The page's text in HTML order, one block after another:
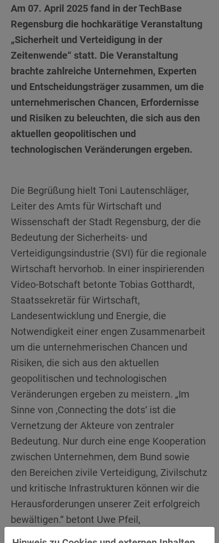
Am 07. April 2025 fand in der TechBase
Regensburg die hochkarätige Veranstaltung
„Sicherheit und Verteidigung in der
Zeitenwende“ statt. Die Veranstaltung
brachte zahlreiche Unternehmen, Experten
und Entscheidungsträger zusammen, um die
unternehmerischen Chancen, Erfordernisse
und Risiken zu beleuchten, die sich aus den
aktuellen geopolitischen und
technologischen Veränderungen ergeben.
Die Begrüßung hielt Toni Lautenschläger,
Leiter des Amts für Wirtschaft und
Wissenschaft der Stadt Regensburg, der die
Bedeutung der Sicherheits- und
Verteidigungsindustrie (SVI) für die regionale
Wirtschaft hervorhob. In einer inspirierenden
Video-Botschaft betonte Tobias Gotthardt,
Staatssekretär für Wirtschaft,
Landesentwicklung und Energie, die
Notwendigkeit einer engen Zusammenarbeit
um die unternehmerischen Chancen und
Risiken, die sich aus den aktuellen
geopolitischen und technologischen
Veränderungen ergeben zu meistern. „Im
Sinne von ‚Connecting the dots‘ ist die
Vernetzung der Akteure von zentraler
Bedeutung. Nur durch eine enge Kooperation
zwischen Unternehmen, dem Bund sowie
den Bereichen zivile Verteidigung, Zivilschutz
und kritische Infrastrukturen können wir die
Herausforderungen unserer Zeit erfolgreich
bewältigen.“ betont Uwe Pfeil,